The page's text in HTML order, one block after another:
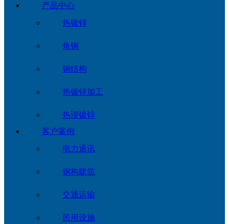
产品中心
热镀锌
角钢
钢结构
热镀锌加工
热浸镀锌
客户案例
电力通讯
钢构建筑
交通运输
民用设施